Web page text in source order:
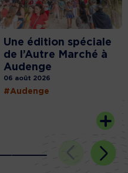
Une édition spéciale
de l’Autre Marché à
Audenge
06 août 2026
#Audenge